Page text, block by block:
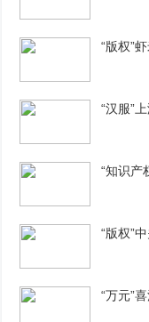
“版权”
“汉服”
“知识产
“版权”
“万元”